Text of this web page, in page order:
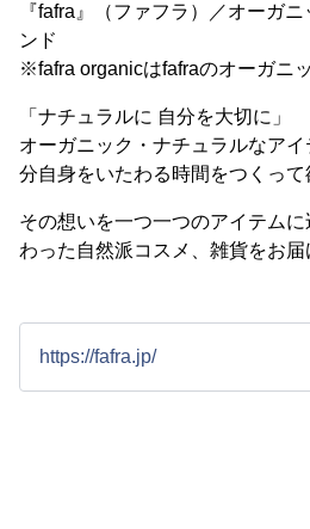
『fafra』（ファフラ）／オーガ
ンド
※fafra organicはfafraのオーガニ
「ナチュラルに 自分を大切に」
オーガニック・ナチュラルなア
分自身をいたわる時間をつくって
その想いを一つ一つのアイテム
わった自然派コスメ、雑貨をお届
https://fafra.jp/